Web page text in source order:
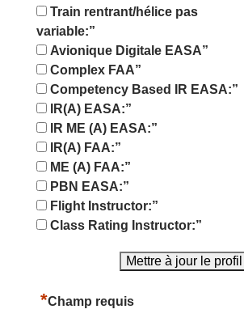
Train rentrant/hélice pas
variable:”
Avionique Digitale EASA”
Complex FAA”
Competency Based IR EASA:”
IR(A) EASA:”
IR ME (A) EASA:”
IR(A) FAA:”
ME (A) FAA:”
PBN EASA:”
Flight Instructor:”
Class Rating Instructor:”
*Champ requis